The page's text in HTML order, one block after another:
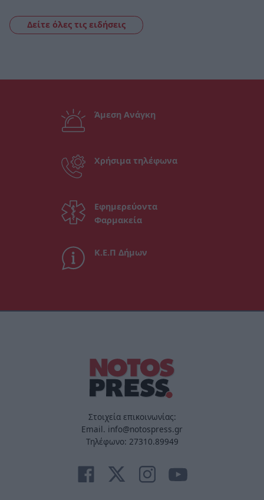
Δείτε όλες τις ειδήσεις
Άμεση Ανάγκη
Χρήσιμα τηλέφωνα
Εφημερεύοντα
Φαρμακεία
Κ.Ε.Π Δήμων
Στοιχεία επικοινωνίας:
Email. info@notospress.gr
Τηλέφωνο: 27310.89949